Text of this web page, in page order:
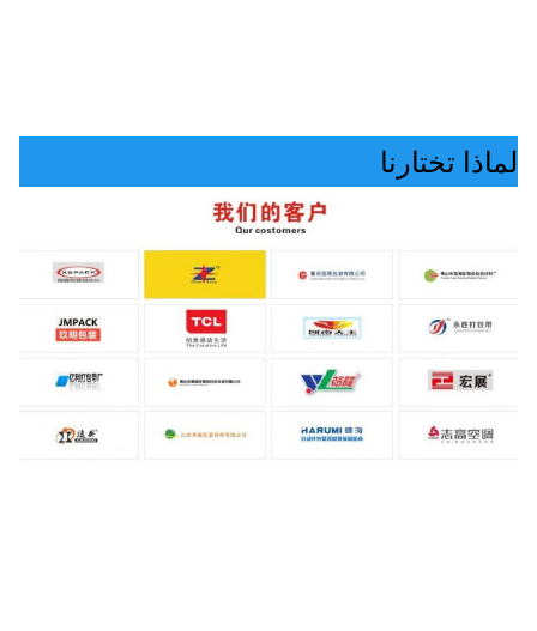
لماذا تختارنا